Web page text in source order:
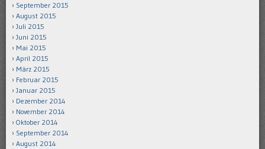
September 2015
August 2015
Juli 2015
Juni 2015
Mai 2015
April 2015
März 2015
Februar 2015
Januar 2015
Dezember 2014
November 2014
Oktober 2014
September 2014
August 2014